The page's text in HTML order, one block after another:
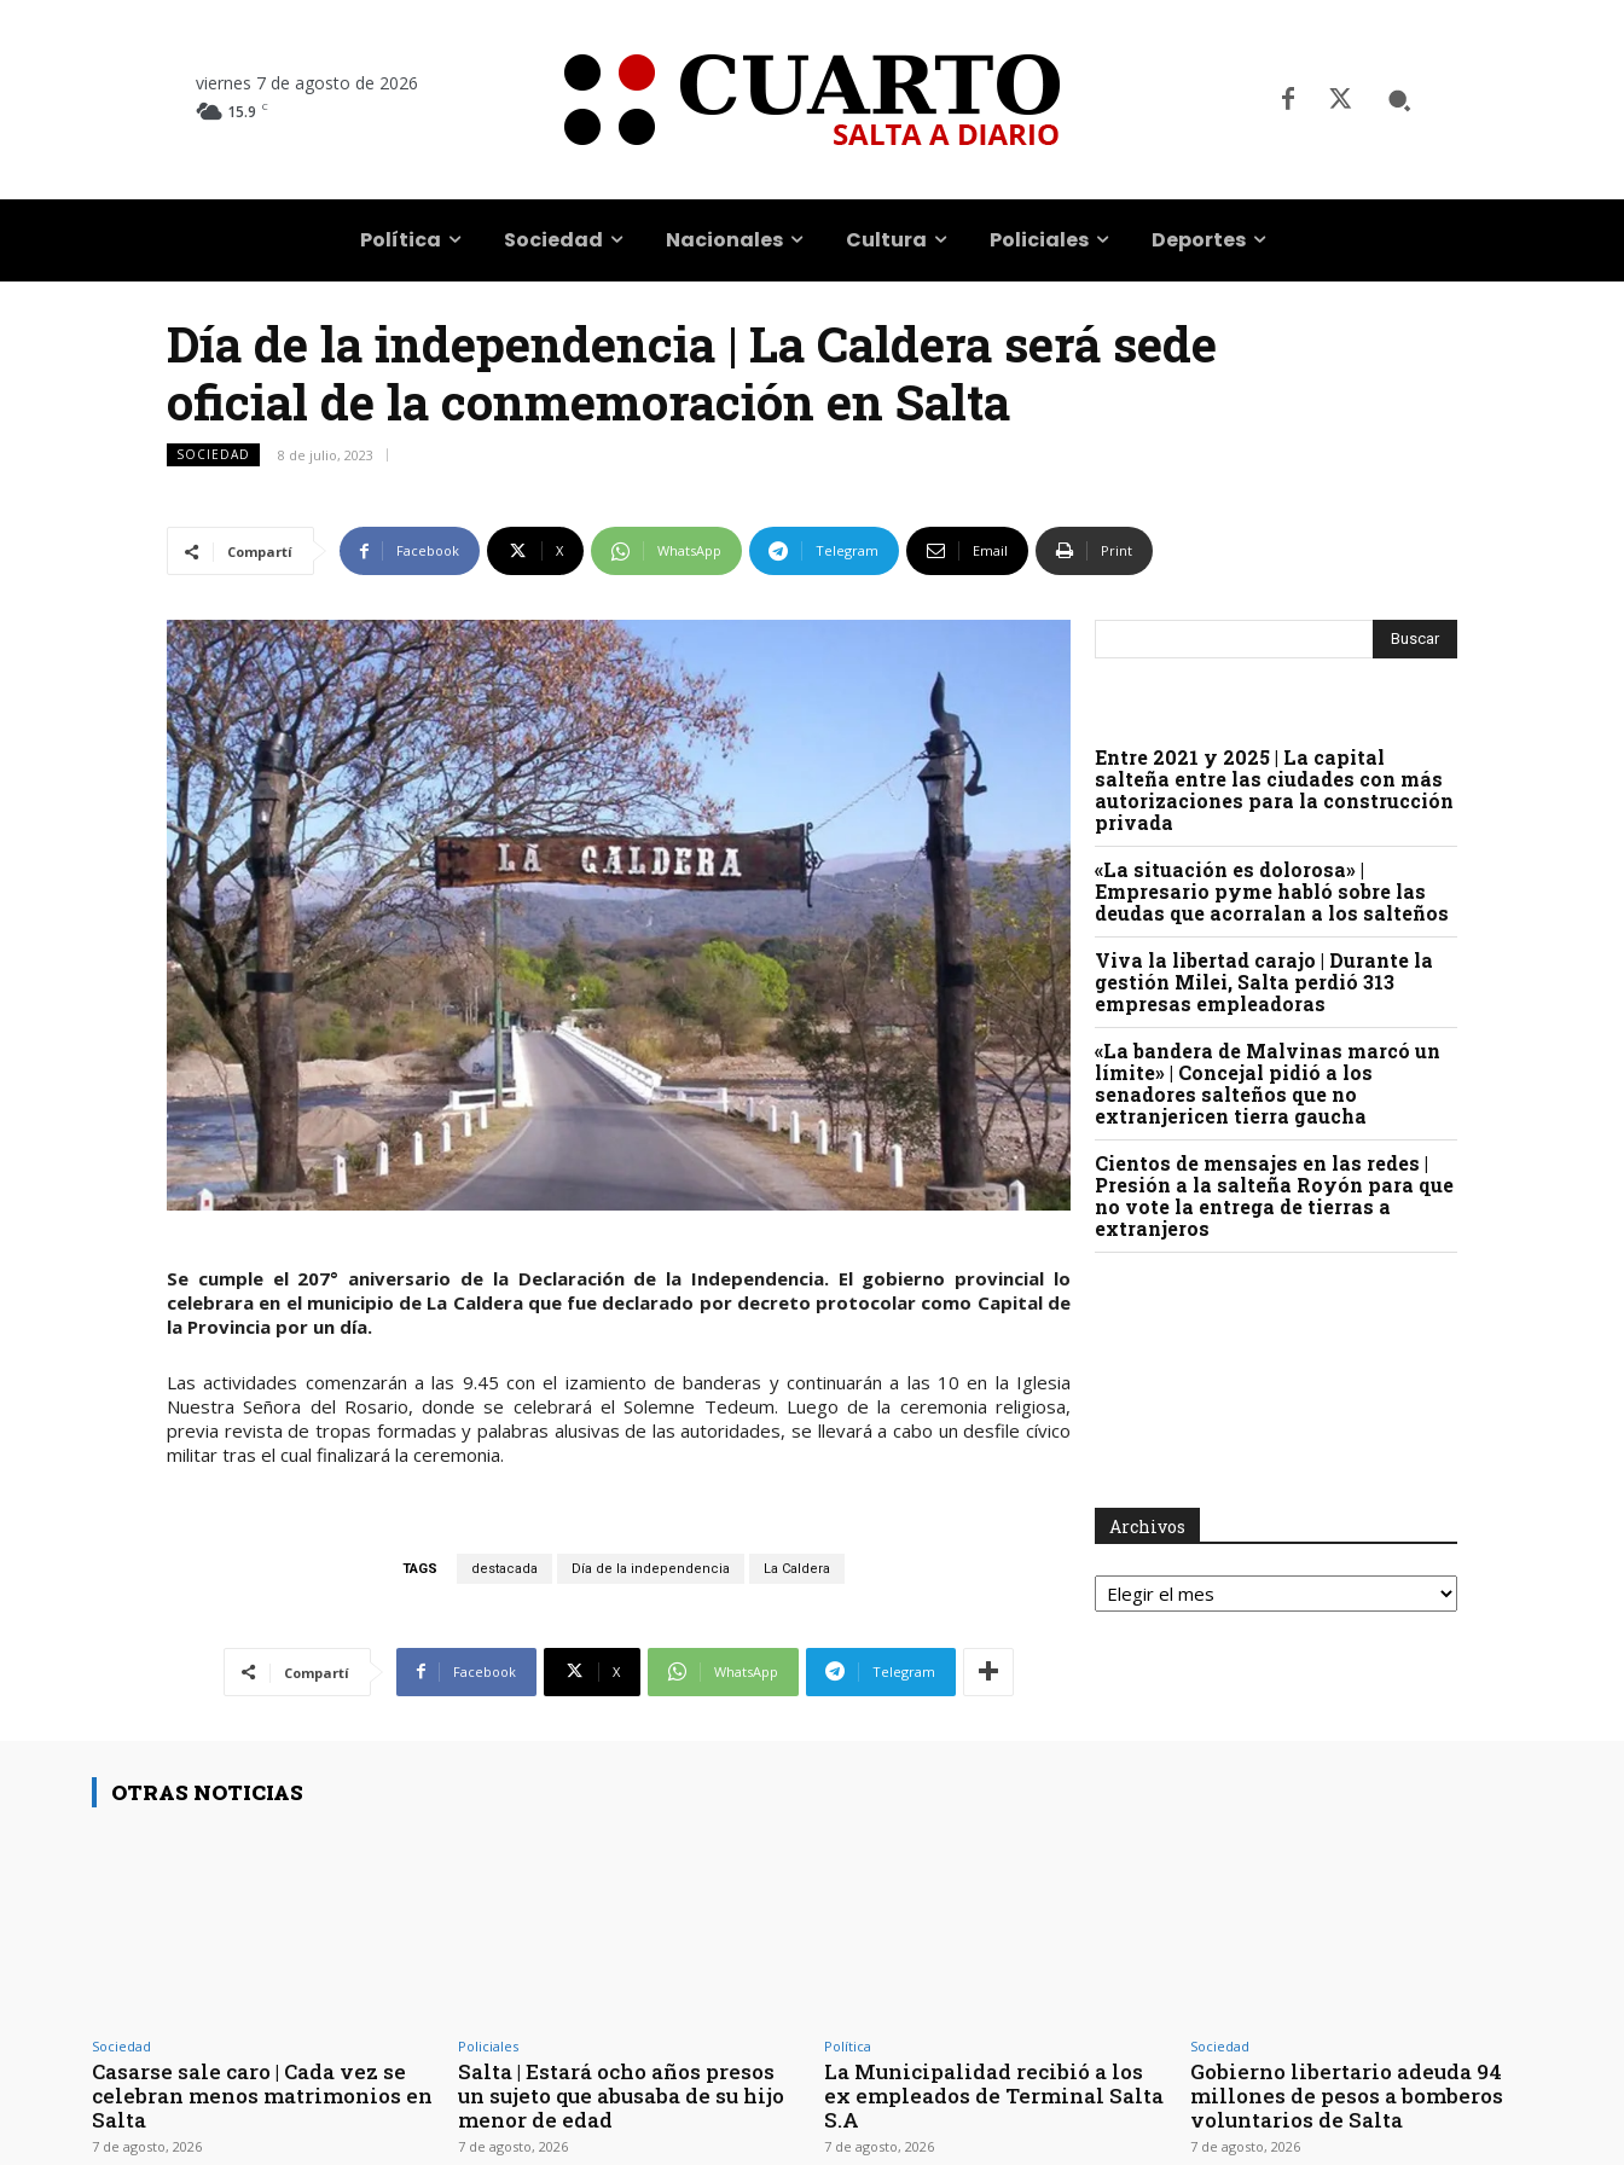
viernes 7 de agosto de 2026
15.9 C
Política Sociedad Nacionales Cultura Policiales Deportes
Día de la independencia | La Caldera será sede
oficial de la conmemoración en Salta
SOCIEDAD 8 de julio, 2023
Compartí Facebook X WhatsApp Telegram Email Print
Se cumple el 207° aniversario de la Declaración de la Independencia. El gobierno provincial lo
celebrara en el municipio de La Caldera que fue declarado por decreto protocolar como Capital de
la Provincia por un día.
Las actividades comenzarán a las 9.45 con el izamiento de banderas y continuarán a las 10 en la Iglesia
Nuestra Señora del Rosario, donde se celebrará el Solemne Tedeum. Luego de la ceremonia religiosa,
previa revista de tropas formadas y palabras alusivas de las autoridades, se llevará a cabo un desfile cívico
militar tras el cual finalizará la ceremonia.
TAGS destacada Día de la independencia La Caldera
Compartí Facebook X WhatsApp Telegram
Entre 2021 y 2025 | La capital
salteña entre las ciudades con más
autorizaciones para la construcción
privada
«La situación es dolorosa» |
Empresario pyme habló sobre las
deudas que acorralan a los salteños
Viva la libertad carajo | Durante la
gestión Milei, Salta perdió 313
empresas empleadoras
«La bandera de Malvinas marcó un
límite» | Concejal pidió a los
senadores salteños que no
extranjericen tierra gaucha
Cientos de mensajes en las redes |
Presión a la salteña Royón para que
no vote la entrega de tierras a
extranjeros
Archivos
Archivos
OTRAS NOTICIAS
Sociedad
Casarse sale caro | Cada vez se
celebran menos matrimonios en
Salta
7 de agosto, 2026
Policiales
Salta | Estará ocho años presos
un sujeto que abusaba de su hijo
menor de edad
7 de agosto, 2026
Política
La Municipalidad recibió a los
ex empleados de Terminal Salta
S.A
7 de agosto, 2026
Sociedad
Gobierno libertario adeuda 94
millones de pesos a bomberos
voluntarios de Salta
7 de agosto, 2026